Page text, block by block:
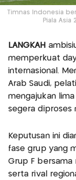
Timnas Indonesia
Piala Asia
LANGKAH
memperkuat
internasional.
Arab Saudi,
mengajukan
segera diproses
Keputusan ini
fase grup yang
Grup F bersama
serta rival